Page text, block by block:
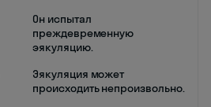
Он испытал
преждевременную
эякуляцию.
Эякуляция может
происходить непроизвольно.